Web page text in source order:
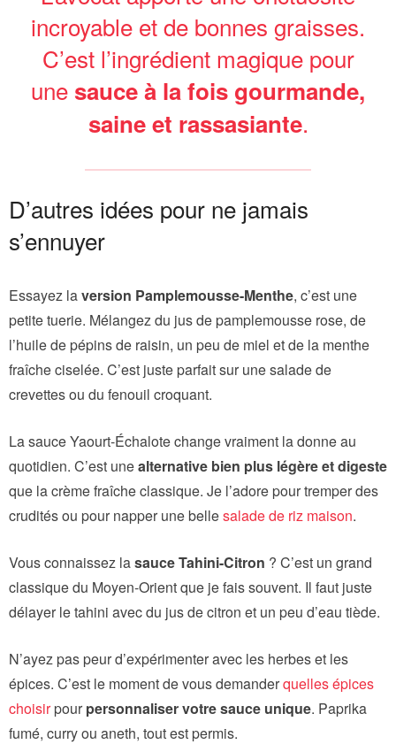
incroyable et de bonnes graisses.
C’est l’ingrédient magique pour
une sauce à la fois gourmande,
saine et rassasiante.
D’autres idées pour ne jamais
s’ennuyer
Essayez laversion Pamplemousse-Menthe, c’est une
petite tuerie. Mélangez du jus de pamplemousse rose, de
l’huile de pépins de raisin, un peu de miel et de la menthe
fraîche ciselée. C’est juste parfait sur une salade de
crevettes ou du fenouil croquant.
La sauce Yaourt-Échalote change vraiment la donne au
quotidien. C’est unealternative bien plus légère et digeste
que la crème fraîche classique. Je l’adore pour tremper des
crudités ou pour napper une bellesalade de riz maison.
Vous connaissez lasauce Tahini-Citron ? C’est un grand
classique du Moyen-Orient que je fais souvent. Il faut juste
délayer le tahini avec du jus de citron et un peu d’eau tiède.
N’ayez pas peur d’expérimenter avec les herbes et les
épices. C’est le moment de vous demanderquelles épices
choisirpour personnaliser votre sauce unique. Paprika
fumé, curry ou aneth, tout est permis.